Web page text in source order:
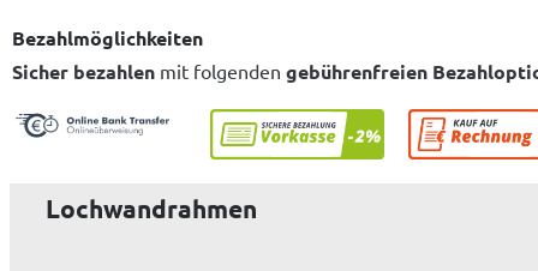
Bezahlmöglichkeiten
Sicher bezahlen mit folgenden gebührenfreien
Lochwandrahmen